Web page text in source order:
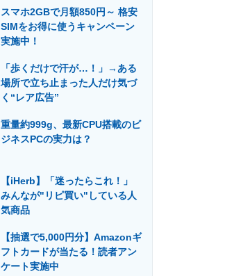
マーケ×ITの今がよく分かる
建設×テクノロジーの最前線
スマホ2GBで月額850円～ 格安
SIMをお得に使うキャンペーン
実施中！
「歩くだけで汗が…！」→ある
場所で立ち止まった人だけ気づ
く“レア広告”
重量約999g、最新CPU搭載のビ
ジネスPCの実力は？
【iHerb】「迷ったらこれ！」
みんなが"リピ買い"している人
気商品
【抽選で5,000円分】Amazonギ
フトカードが当たる！読者アン
ケート実施中